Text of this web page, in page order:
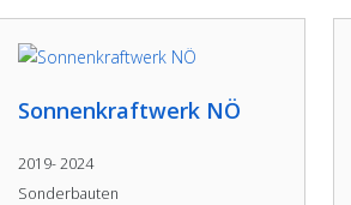
Sonnenkraftwerk NÖ
2019- 2024
Sonderbauten